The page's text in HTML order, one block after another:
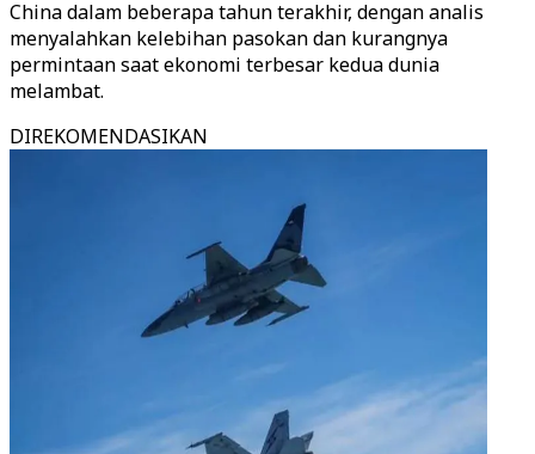
China dalam beberapa tahun terakhir, dengan analis
menyalahkan kelebihan pasokan dan kurangnya
permintaan saat ekonomi terbesar kedua dunia
melambat.
DIREKOMENDASIKAN